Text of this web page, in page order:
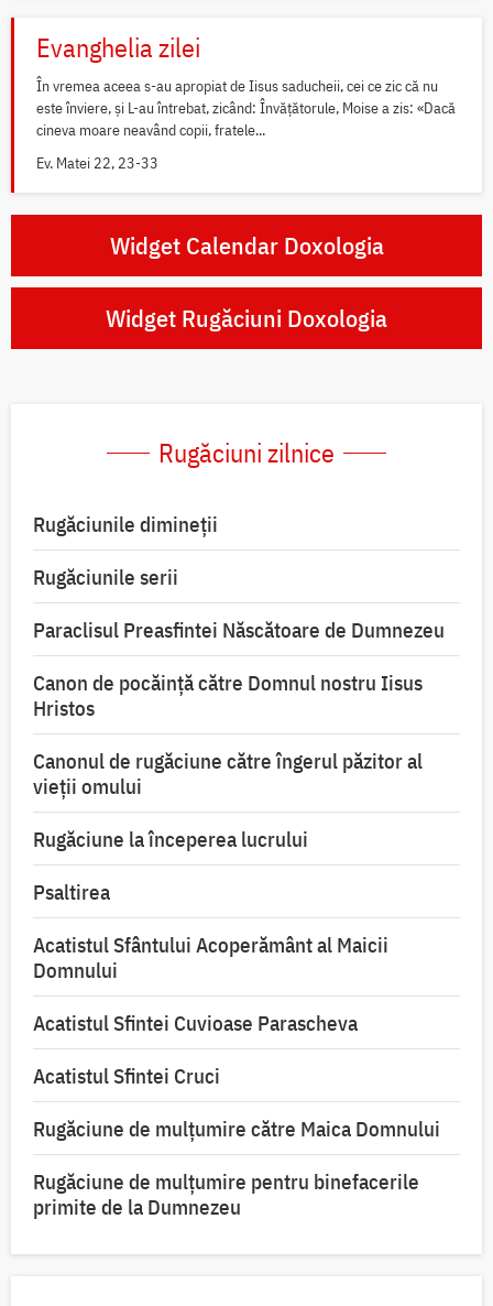
Evanghelia zilei
În vremea aceea s-au apropiat de Iisus saducheii, cei ce zic că nu
este înviere, și L-au întrebat, zicând: Învățătorule, Moise a zis: «Dacă
cineva moare neavând copii, fratele...
Ev. Matei 22, 23-33
Widget Calendar Doxologia
Widget Rugăciuni Doxologia
Rugăciuni zilnice
Rugăciunile dimineții
Rugăciunile serii
Paraclisul Preasfintei Născătoare de Dumnezeu
Canon de pocăință către Domnul nostru Iisus
Hristos
Canonul de rugăciune către îngerul păzitor al
vieții omului
Rugăciune la începerea lucrului
Psaltirea
Acatistul Sfântului Acoperământ al Maicii
Domnului
Acatistul Sfintei Cuvioase Parascheva
Acatistul Sfintei Cruci
Rugăciune de mulţumire către Maica Domnului
Rugăciune de mulțumire pentru binefacerile
primite de la Dumnezeu